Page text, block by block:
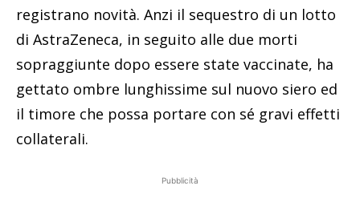
registrano novità. Anzi il sequestro di un lotto
di AstraZeneca, in seguito alle due morti
sopraggiunte dopo essere state vaccinate, ha
gettato ombre lunghissime sul nuovo siero ed
il timore che possa portare con sé gravi effetti
collaterali.
Pubblicità